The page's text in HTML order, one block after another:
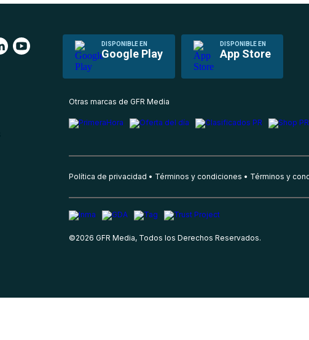
DISPONIBLE EN
Google Play
DISPONIBLE EN
App Store
Otras marcas de GFR Media
Política de privacidad Términos y condiciones Términos y
©2026 GFR Media, Todos los Derechos Reservados.